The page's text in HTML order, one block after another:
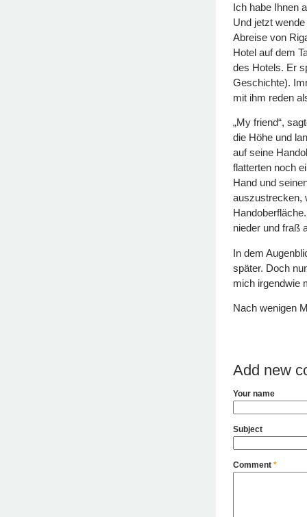
Ich habe Ihnen
Und jetzt
Abreise von
Hotel auf dem
des Hotels. Er
Geschichte).
mit ihm reden
„My friend“,
die Höhe und
auf seine
flatterten noch
Hand und
auszustrecken,
nieder und fraß
In dem
später. Doch
mich irgendwie
Nach wenigen
Add new
Your name
Subject
Comment *